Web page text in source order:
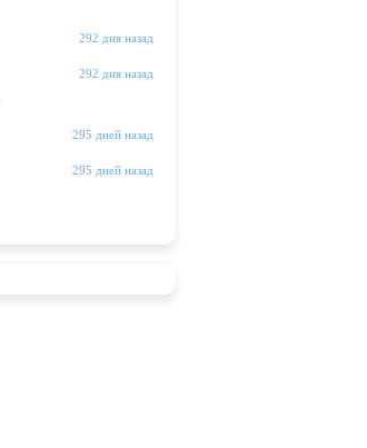
292 дня назад
292 дня назад
295 дней назад
295 дней назад